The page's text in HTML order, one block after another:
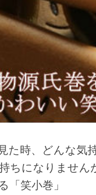
た時、どんな気
ちになりません
「笑小巻」